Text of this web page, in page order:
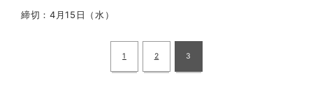
締切：4月15日（水）
1 2 3